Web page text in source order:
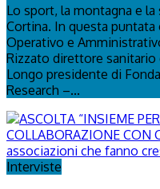
Lo sport, la montagna e
Cortina. In questa
Operativo e
Rizzato direttore
Longo presidente di
Research –...
Interviste